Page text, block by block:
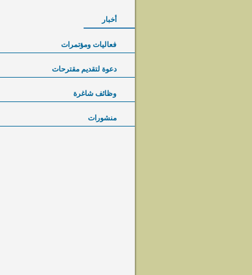
أخبار
فعاليات ومؤتمرات
دعوة لتقديم مقترحات
وظائف شاغرة
منشورات